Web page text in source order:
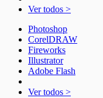
Ver todos >
Photoshop
CorelDRAW
Fireworks
Illustrator
Adobe Flash
Ver todos >